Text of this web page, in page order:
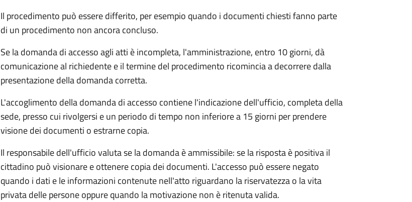
Il procedimento può essere differito, per esempio quando i documenti chiesti fanno parte
di un procedimento non ancora concluso.
Se la domanda di accesso agli atti è incompleta, l'amministrazione, entro 10 giorni, dà
comunicazione al richiedente e il termine del procedimento ricomincia a decorrere dalla
presentazione della domanda corretta.
L'accoglimento della domanda di accesso contiene l'indicazione dell'ufficio, completa della
sede, presso cui rivolgersi e un periodo di tempo non inferiore a 15 giorni per prendere
visione dei documenti o estrarne copia.
Il responsabile dell'ufficio valuta se la domanda è ammissibile: se la risposta è positiva il
cittadino può visionare e ottenere copia dei documenti. L'accesso può essere negato
quando i dati e le informazioni contenute nell'atto riguardano la riservatezza o la vita
privata delle persone oppure quando la motivazione non è ritenuta valida.